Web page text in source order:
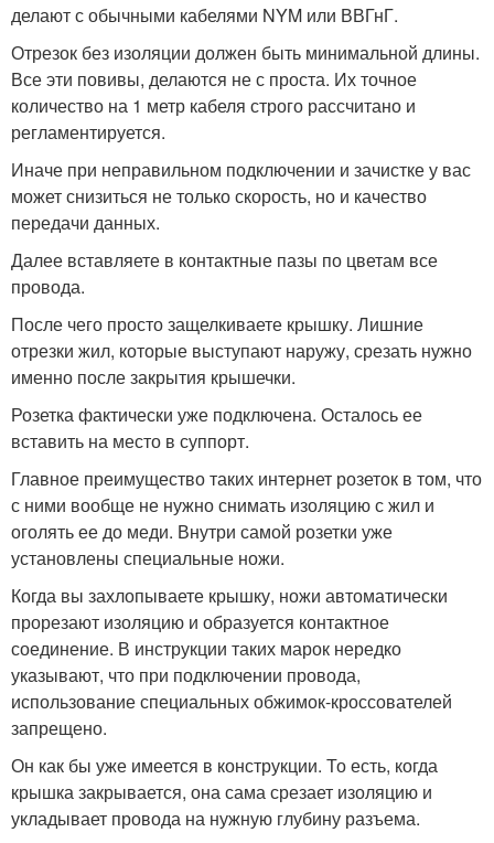
делают с обычными кабелями NYM или ВВГнГ.
Отрезок без изоляции должен быть минимальной длины.
Все эти повивы, делаются не с проста. Их точное
количество на 1 метр кабеля строго рассчитано и
регламентируется.
Иначе при неправильном подключении и зачистке у вас
может снизиться не только скорость, но и качество
передачи данных.
Далее вставляете в контактные пазы по цветам все
провода.
После чего просто защелкиваете крышку. Лишние
отрезки жил, которые выступают наружу, срезать нужно
именно после закрытия крышечки.
Розетка фактически уже подключена. Осталось ее
вставить на место в суппорт.
Главное преимущество таких интернет розеток в том, что
с ними вообще не нужно снимать изоляцию с жил и
оголять ее до меди. Внутри самой розетки уже
установлены специальные ножи.
Когда вы захлопываете крышку, ножи автоматически
прорезают изоляцию и образуется контактное
соединение. В инструкции таких марок нередко
указывают, что при подключении провода,
использование специальных обжимок-кроссователей
запрещено.
Он как бы уже имеется в конструкции. То есть, когда
крышка закрывается, она сама срезает изоляцию и
укладывает провода на нужную глубину разъема.